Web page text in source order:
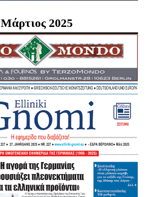
Μάρτιος 2025